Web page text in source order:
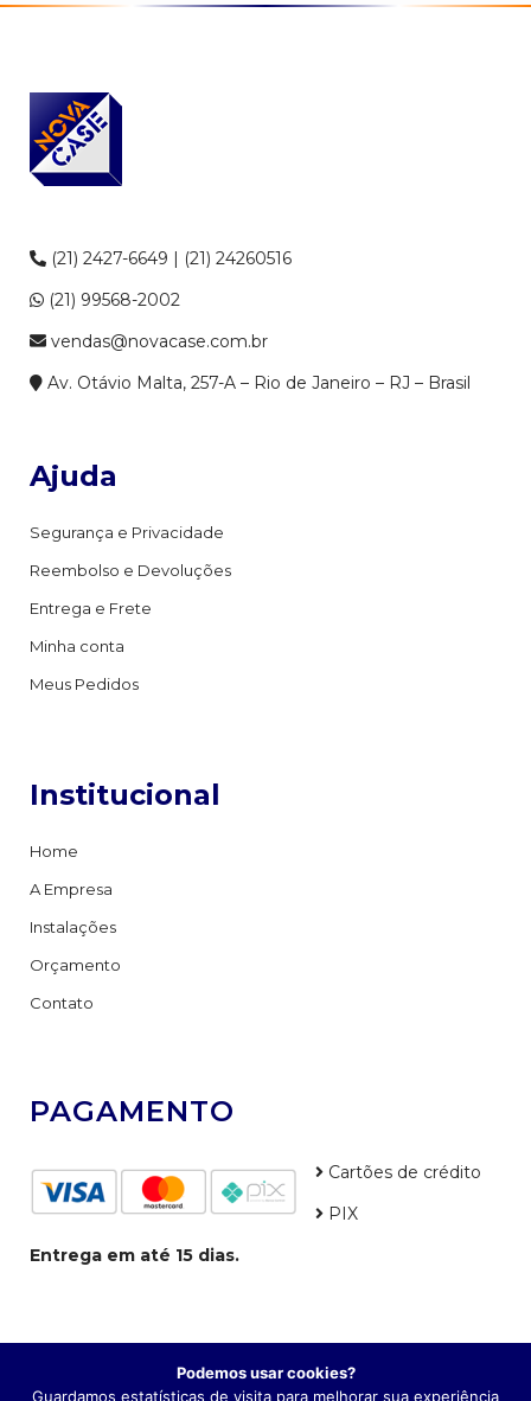
(21) 2427-6649 | (21) 24260516
(21) 99568-2002
vendas@novacase.com.br
Av. Otávio Malta, 257-A – Rio de Janeiro – RJ – Brasil
Ajuda
Segurança e Privacidade
Reembolso e Devoluções
Entrega e Frete
Minha conta
Meus Pedidos
Institucional
Home
A Empresa
Instalações
Orçamento
Contato
PAGAMENTO
Cartões de crédito
PIX
Entrega em até 15 dias.
CNPJ: 31.619.904/0001-23 – NOVA CASE DISTRIBUIDORA DE
Podemos usar cookies?
Guardamos estatísticas de visita para melhorar sua experiência